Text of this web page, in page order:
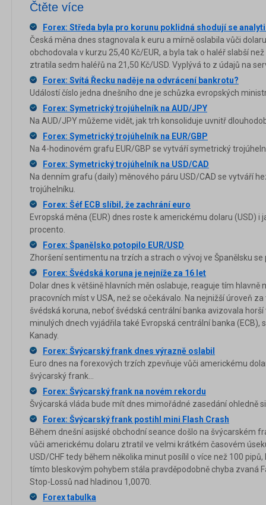
Čtěte více
Forex: Středa byla pro korunu poklidná shodují se
Česká měna dnes stagnovala k euru a mírně oslabila vůči
obchodovala v kurzu 25,40 Kč/EUR, a byla tak o haléř slabší
ztratila sedm haléřů na 21,50 Kč/USD. Vyplývá to z údajů na
Forex: Svítá Řecku naděje na odvrácení bankrotu?
Událostí číslo jedna dnešního dne je schůzka evropských
Forex: Symetrický trojúhelník na AUD/JPY
Na AUD/JPY můžeme vidět, jak trh konsoliduje uvnitř
Forex: Symetrický trojúhelník na EUR/GBP
Na 4-hodinovém grafu EUR/GBP se vytváří symetrický
Forex: Symetrický trojúhelník na USD/CAD
Na denním grafu (daily) měnového páru USD/CAD se vytváří
trojúhelníku.
Forex: Šéf ECB slíbil, že zachrání euro
Evropská měna (EUR) dnes roste k americkému dolaru (USD) i
procento.
Forex: Španělsko potopilo EUR/USD
Zhoršení sentimentu na trzích a strach o vývoj ve Španělsku
Forex: Švédská koruna je nejníže za 16 let
Dolar dnes k většině hlavních měn oslabuje, reaguje tím hlavně
pracovních míst v USA, než se očekávalo. Na nejnižší úroveň
švédská koruna, neboť švédská centrální banka avizovala
minulých dnech vyjádřila také Evropská centrální banka (ECB),
Kanady.
Forex: Švýcarský frank dnes výrazně oslabil
Euro dnes na forexových trzích zpevňuje vůči americkému
švýcarský frank...
Forex: Švýcarský frank na novém rekordu
Švýcarská vláda bude mít dnes mimořádné zasedání ohledně
Forex: Švýcarský frank postihl mini Flash Crash
Během dnešní asijské obchodní seance došlo na švýcarském
vůči americkému dolaru ztratil ve velmi krátkém časovém
USD/CHF tedy během několika minut posílil o více než 100
tímto bleskovým pohybem stála pravděpodobně chyba zvaná
Stop-Lossů nad hladinou 1,0070.
Forex tabulka